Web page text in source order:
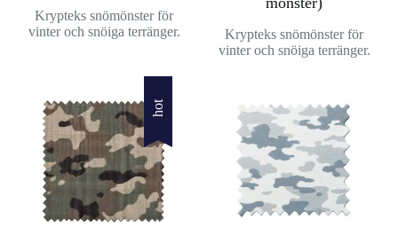
Krypteks snömönster för
vinter och snöiga terränger.
Krypteks snömönster för
vinter och snöiga terränger.
hot